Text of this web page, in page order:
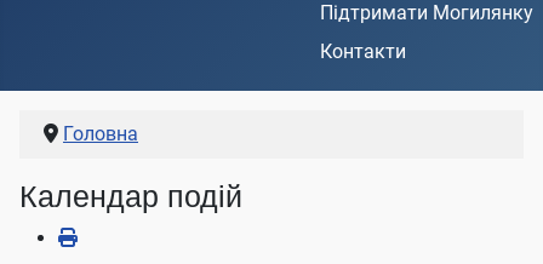
Підтримати Могилянку
Контакти
Головна
Календар подій